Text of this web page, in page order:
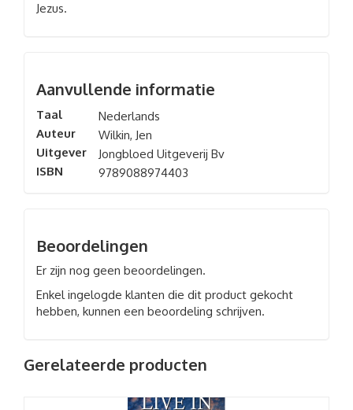
Jezus.
Aanvullende informatie
Taal
Nederlands
Auteur
Wilkin, Jen
Uitgever
Jongbloed Uitgeverij Bv
ISBN
9789088974403
Beoordelingen
Er zijn nog geen beoordelingen.
Enkel ingelogde klanten die dit product gekocht
hebben, kunnen een beoordeling schrijven.
Gerelateerde producten